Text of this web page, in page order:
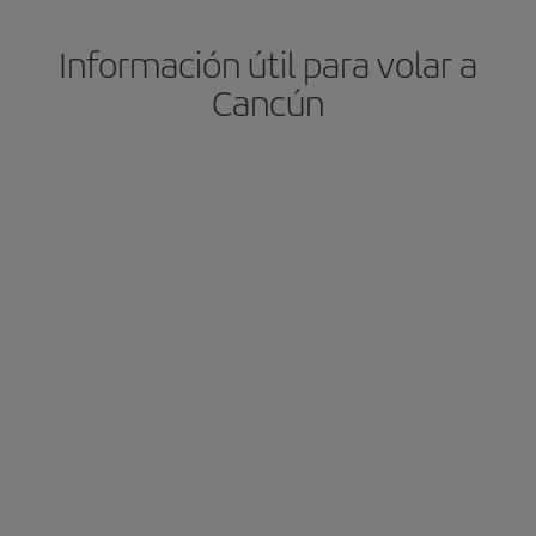
Información útil para volar a
Cancún